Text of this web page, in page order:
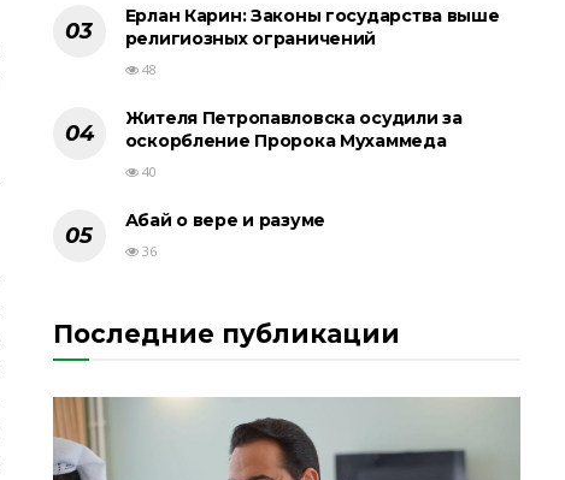
Ерлан Карин: Законы государства выше
религиозных ограничений
48
Жителя Петропавловска осудили за
оскорбление Пророка Мухаммеда
40
Абай о вере и разуме
36
Последние публикации